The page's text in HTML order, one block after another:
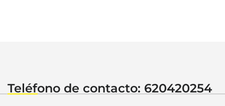
Teléfono de contacto: 620420254